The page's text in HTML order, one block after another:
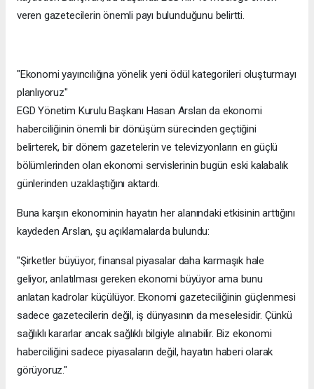
veren gazetecilerin önemli payı bulunduğunu belirtti.
"Ekonomi yayıncılığına yönelik yeni ödül kategorileri oluşturmayı
planlıyoruz"
EGD Yönetim Kurulu Başkanı Hasan Arslan da ekonomi
haberciliğinin önemli bir dönüşüm sürecinden geçtiğini
belirterek, bir dönem gazetelerin ve televizyonların en güçlü
bölümlerinden olan ekonomi servislerinin bugün eski kalabalık
günlerinden uzaklaştığını aktardı.
Buna karşın ekonominin hayatın her alanındaki etkisinin arttığını
kaydeden Arslan, şu açıklamalarda bulundu:
"Şirketler büyüyor, finansal piyasalar daha karmaşık hale
geliyor, anlatılması gereken ekonomi büyüyor ama bunu
anlatan kadrolar küçülüyor. Ekonomi gazeteciliğinin güçlenmesi
sadece gazetecilerin değil, iş dünyasının da meselesidir. Çünkü
sağlıklı kararlar ancak sağlıklı bilgiyle alınabilir. Biz ekonomi
haberciliğini sadece piyasaların değil, hayatın haberi olarak
görüyoruz."